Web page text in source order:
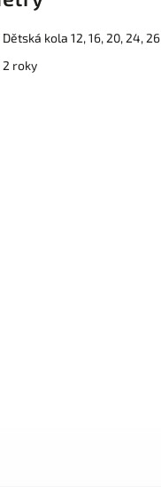
Dětská kola 12, 16, 20, 24, 26
2 roky